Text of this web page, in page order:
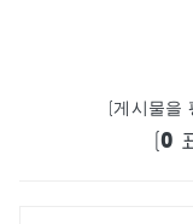
(게시물을
(0